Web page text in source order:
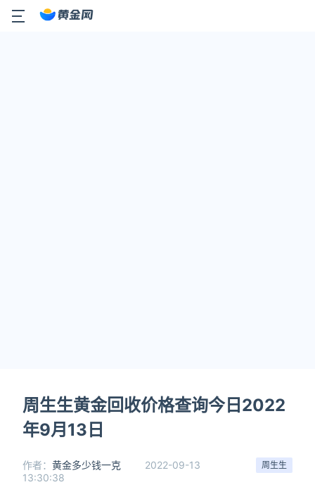
周生生黄金回收价格查询今日2022
年9月13日
周生生
作者： 黄金多少钱一克
2022-09-13
13:30:38